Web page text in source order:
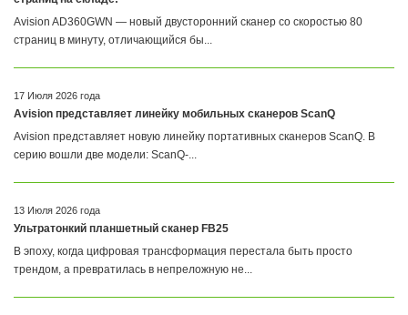
Avision AD360GWN — новый двусторонний сканер со скоростью 80
страниц в минуту, отличающийся бы...
17 Июля 2026 года
Avision представляет линейку мобильных сканеров ScanQ
Avision представляет новую линейку портативных сканеров ScanQ. В
серию вошли две модели: ScanQ-...
13 Июля 2026 года
Ультратонкий планшетный сканер FB25
В эпоху, когда цифровая трансформация перестала быть просто
трендом, а превратилась в непреложную не...